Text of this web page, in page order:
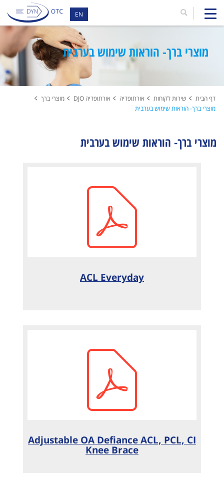
EN
מוצרי ברך- הוראות שימוש בערבית
דף הבית שירות לקוחות אורתופדיה אורתופדיה DJO
מוצרי ברך
מוצרי ברך- הוראות שימוש בערבית
מוצרי ברך- הוראות שימוש בערבית
ACL Everyday
Adjustable OA Defiance ACL, PCL, CI
Knee Brace